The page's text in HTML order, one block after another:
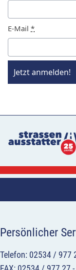
E-Mail *
Jetzt anmelden!
Persönlicher
Telefon: 02534 / 977